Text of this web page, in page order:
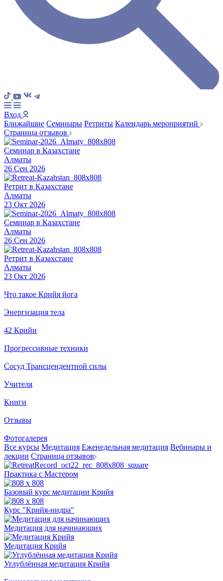
Вход
Ближайшие Семинары Ретриты Календарь мероприятий
Страница отзывов
Семинар в Казахстане
Алматы
26 Сен 2026
Ретрит в Казахстане
Алматы
23 Окт 2026
Семинар в Казахстане
Алматы
26 Сен 2026
Ретрит в Казахстане
Алматы
23 Окт 2026
Что такое Крийя йога
Энергизация тела
42 Крийи
Прогрессивные техники
Сосуд Трансцендентной силы
Учителя
Книги
Отзывы
Фотогалерея
Все курсы Медитация Еженедельная медитация Вебинары и
лекции Страница отзывов
Практика с Мастером
Базовый курс медитации Крийя
Курс "Крийя-нидра"
Медитация для начинающих
Медитация Крийя
Углублённая медитация Крийя